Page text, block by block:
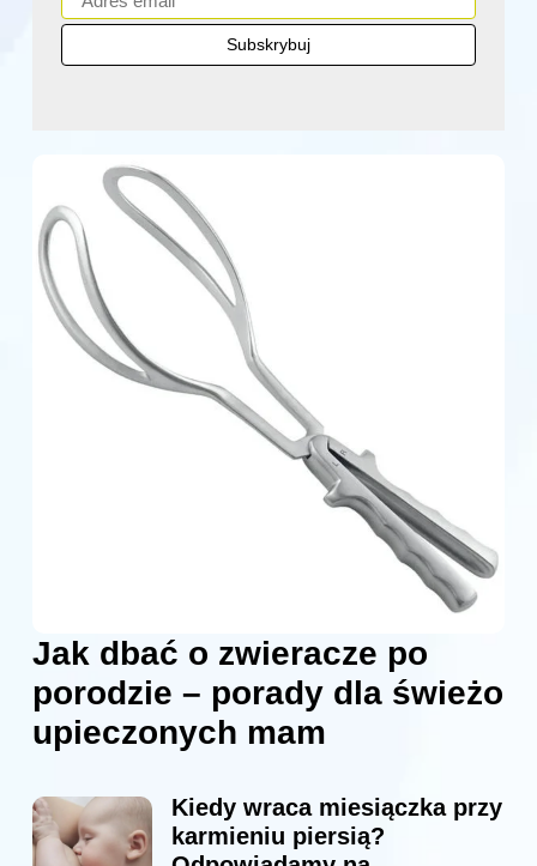
Jak dbać o zwieracze po
porodzie – porady dla świeżo
upieczonych mam
Kiedy wraca miesiączka przy
karmieniu piersią?